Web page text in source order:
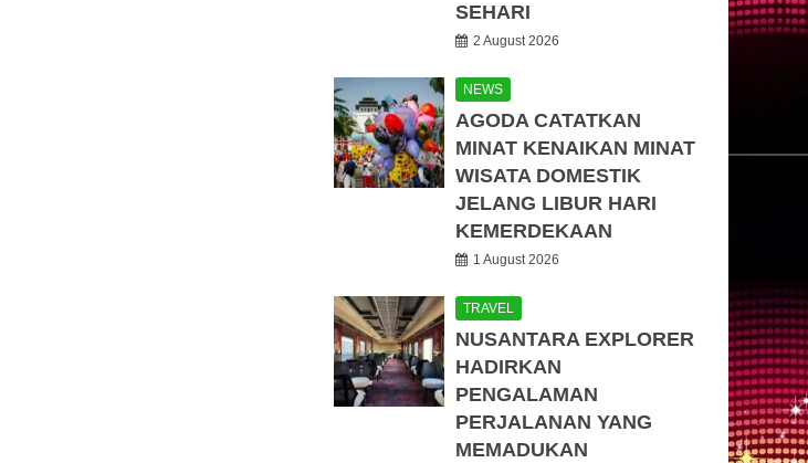
SEHARI
2 August 2026
NEWS
AGODA CATATKAN
MINAT KENAIKAN MINAT
WISATA DOMESTIK
JELANG LIBUR HARI
KEMERDEKAAN
1 August 2026
TRAVEL
NUSANTARA EXPLORER
HADIRKAN
PENGALAMAN
PERJALANAN YANG
MEMADUKAN